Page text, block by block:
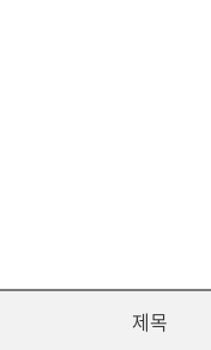
제목